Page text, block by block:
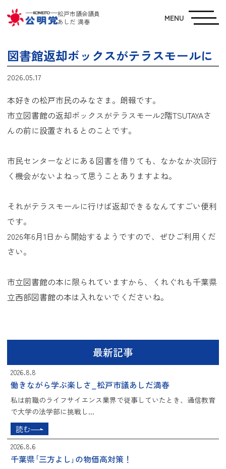
松戸市議会議員
あしだ 満春
MENU
図書館返却ボックスがテラスモールに
2026.05.17
本好きの松戸市民のみなさま。朗報です。
市立図書館の返却ボックスがテラスモール2階TSUTAYAさ
んの前に設置されるとのことです。
市民センターなどにある図書を借りても、なかなか次回行
く機会がないよねって思うことありますよね。
それがテラスモールに行けば返却できるなんてすごい便利
です。
2026年6月1日から開始するようですので、ぜひご利用くだ
さい。
市立図書館の本に限られていますから、くれぐれも千葉県
立西部図書館の本は入れないでくださいね。
最新記事
2026.8.8
働きながら学ぶ楽しさ_松戸市議あしだ満春
私は前職のライフサイエンス業界で従事していたとき、通信教育
で大学の法学部に挑戦し...
読む
2026.8.6
千葉県｢三方よし｣の物価高対策！